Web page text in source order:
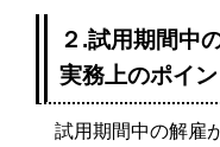
２.試用期間中
実務上のポイン
試用期間中の解雇